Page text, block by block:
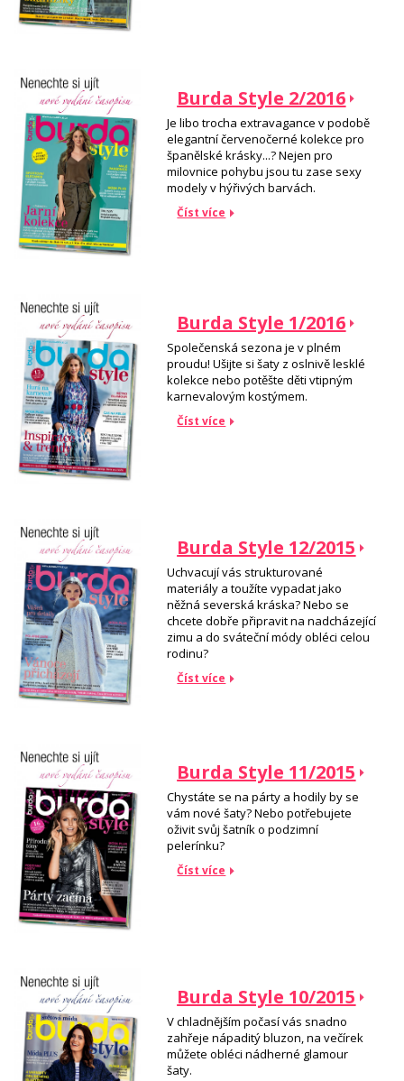
Burda Style 2/2016
Je libo trocha extravagance v podobě
elegantní červenočerné kolekce pro
španělské krásky...? Nejen pro
milovnice pohybu jsou tu zase sexy
modely v hýřivých barvách.
Číst více
Burda Style 1/2016
Společenská sezona je v plném
proudu! Ušijte si šaty z oslnivě lesklé
kolekce nebo potěšte děti vtipným
karnevalovým kostýmem.
Číst více
Burda Style 12/2015
Uchvacují vás strukturované
materiály a toužíte vypadat jako
něžná severská kráska? Nebo se
chcete dobře připravit na nadcházející
zimu a do sváteční módy obléci celou
rodinu?
Číst více
Burda Style 11/2015
Chystáte se na párty a hodily by se
vám nové šaty? Nebo potřebujete
oživit svůj šatník o podzimní
pelerínku?
Číst více
Burda Style 10/2015
V chladnějším počasí vás snadno
zahřeje nápaditý bluzon, na večírek
můžete obléci nádherné glamour
šaty.